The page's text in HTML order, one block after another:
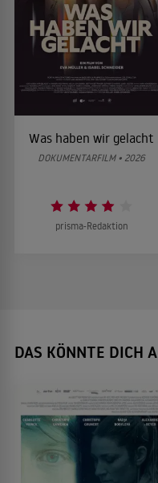
Was haben wir gelacht
DOKUMENTARFILM • 2026
prisma-Redaktion
DAS KÖNNTE DICH